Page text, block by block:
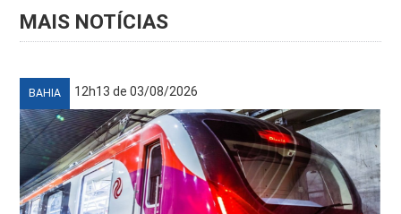
MAIS NOTÍCIAS
BAHIA 12h13 de 03/08/2026